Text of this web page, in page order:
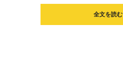
全文を読む